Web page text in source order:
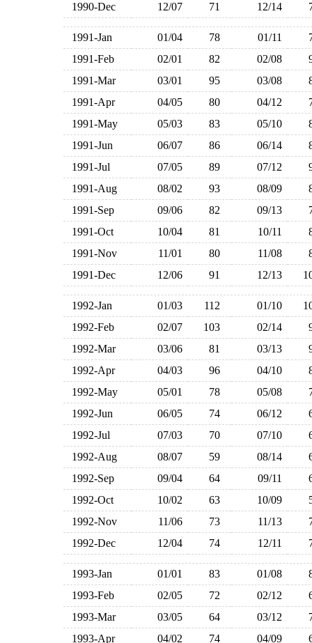
1990-Dec
12/07 71 12/14
1991-Jan 01/04 78 01/11
1991-Feb
02/01 82 02/08
1991-Mar
03/01 95 03/08
1991-Apr
04/05 80 04/12
1991-May
05/03 83 05/10
1991-Jun
06/07 86 06/14
1991-Jul
07/05 89 07/12
1991-Aug
08/02 93 08/09
1991-Sep
09/06 82 09/13
1991-Oct
10/04 81 10/11
1991-Nov
11/01 80 11/08
1991-Dec
12/06 91 12/13
1992-Jan 01/03 112 01/10
1992-Feb
02/07 103 02/14
1992-Mar
03/06 81 03/13
1992-Apr
04/03 96 04/10
1992-May
05/01 78 05/08
1992-Jun
06/05 74 06/12
1992-Jul
07/03 70 07/10
1992-Aug
08/07 59 08/14
1992-Sep
09/04 64 09/11
1992-Oct
10/02 63 10/09
1992-Nov
11/06 73 11/13
1992-Dec
12/04 74 12/11
1993-Jan 01/01 83 01/08
1993-Feb
02/05 72 02/12
1993-Mar
03/05 64 03/12
1993-Apr
04/02 74 04/09